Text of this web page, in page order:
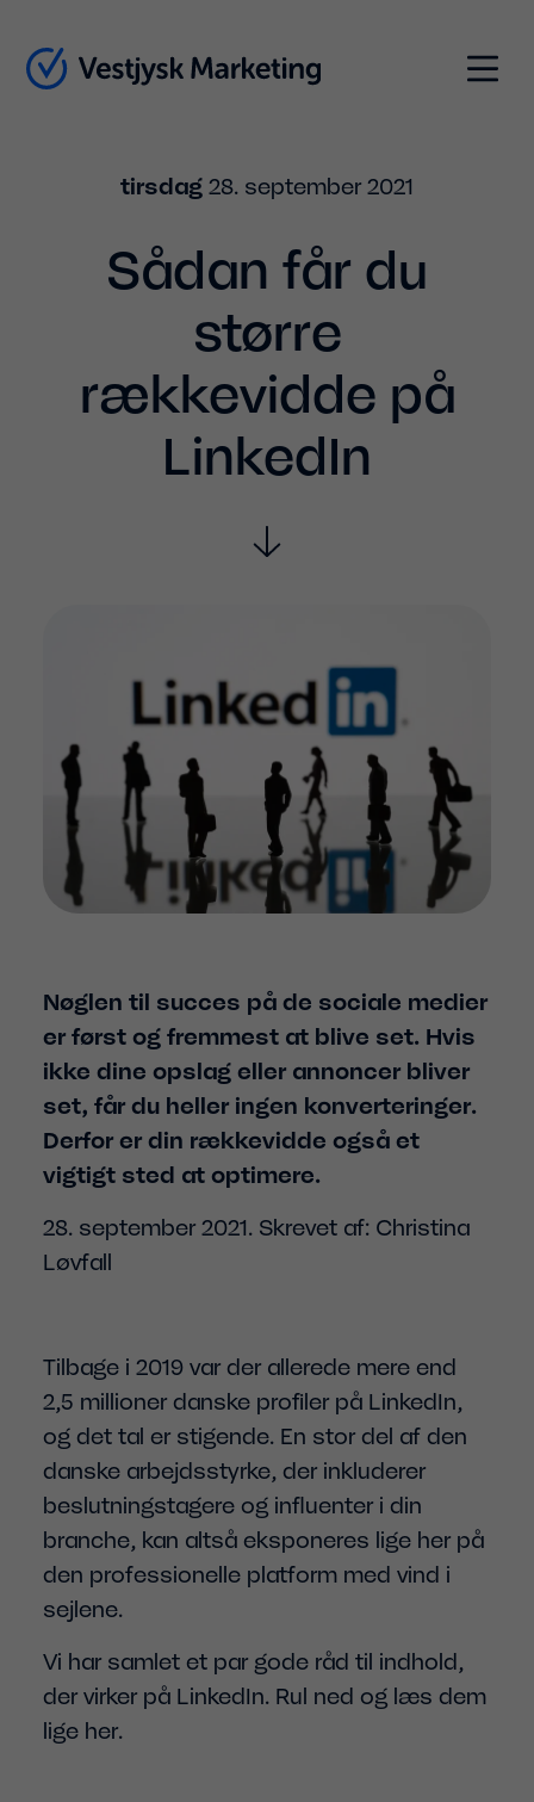
tirsdag 28. september 2021
Sådan får du
større
rækkevidde på
LinkedIn
Nøglen til succes på de sociale medier
er først og fremmest at blive set. Hvis
ikke dine opslag eller annoncer bliver
set, får du heller ingen konverteringer.
Derfor er din rækkevidde også et
vigtigt sted at optimere.
28. september 2021. Skrevet af: Christina
Løvfall
Tilbage i 2019 var der allerede mere end
2,5 millioner danske profiler på LinkedIn,
og det tal er stigende. En stor del af den
danske arbejdsstyrke, der inkluderer
beslutningstagere og influenter i din
branche, kan altså eksponeres lige her på
den professionelle platform med vind i
sejlene.
Vi har samlet et par gode råd til indhold,
der virker på LinkedIn. Rul ned og læs dem
lige her.